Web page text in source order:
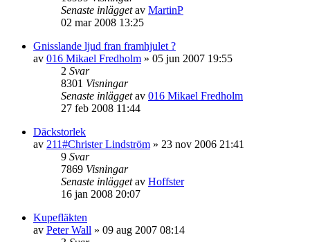
Senaste inläggetav MartinP
02 mar 2008 13:25
Gnisslande ljud fran framhjulet ?
av 016 Mikael Fredholm » 05 jun 2007 19:55
2 Svar
8301 Visningar
Senaste inläggetav 016 Mikael Fredholm
27 feb 2008 11:44
Däckstorlek
av 211#Christer Lindström » 23 nov 2006 21:41
9 Svar
7869 Visningar
Senaste inläggetav Hoffster
16 jan 2008 20:07
Kupefläkten
av Peter Wall » 09 aug 2007 08:14